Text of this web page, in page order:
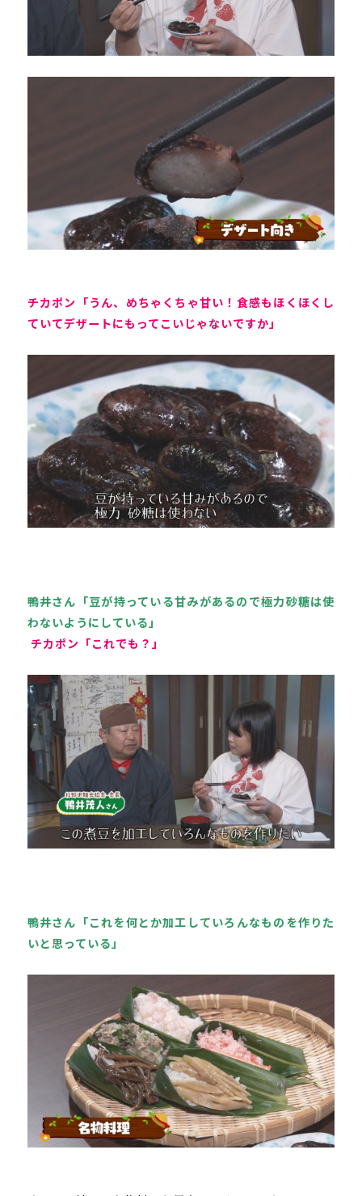
チカポン「うん、めちゃくちゃ甘い！食感もほくほくし
ていてデザートにもってこいじゃないですか」
鴨井さん「豆が持っている甘みがあるので極力砂糖は使
わないようにしている」
チカポン「これでも？」
鴨井さん「これを何とか加工していろんなものを作りた
いと思っている」